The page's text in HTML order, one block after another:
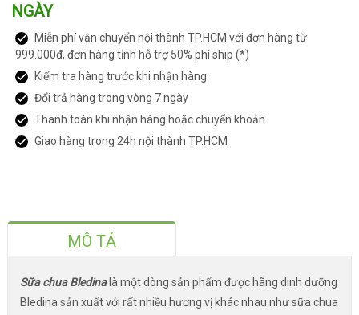
NGÀY
Miễn phí vận chuyển nội thành TP.HCM với đơn hàng từ
999.000đ, đơn hàng tỉnh hỗ trợ 50% phí ship (*)
Kiểm tra hàng trước khi nhận hàng
Đổi trả hàng trong vòng 7 ngày
Thanh toán khi nhận hàng hoặc chuyển khoản
Giao hàng trong 24h nội thành TP.HCM
MÔ TẢ
Sữa chua Bledinalà một dòng sản phẩm được hãng dinh dưỡng
Bledina sản xuất với rất nhiều hương vị khác nhau như sữa chua